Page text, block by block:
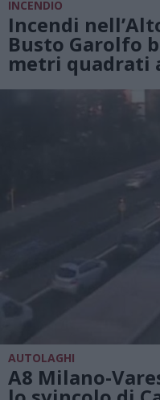
INCENDIO
Incendi
Busto Garolfo
metri quadrati
AUTOLAGHI
A8 Milano-